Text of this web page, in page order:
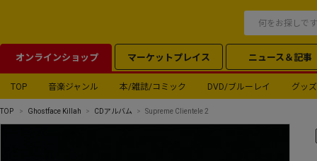
オンラインショップ マーケットプレイス ニュース＆記事
TOP 音楽ジャンル 本/雑誌/コミック DVD/ブルーレイ グッズ
TOP Ghostface Killah CDアルバム Supreme Clientele 2